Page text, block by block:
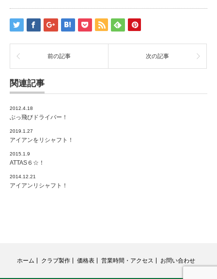
前の記事 次の記事
関連記事
2012.4.18
ぶっ飛びドライバー！
2019.1.27
アイアンをリシャフト！
2015.1.9
ATTAS６☆！
2014.12.21
アイアンリシャフト！
ホーム クラブ製作 価格表 営業時間・アクセス お問い合わせ